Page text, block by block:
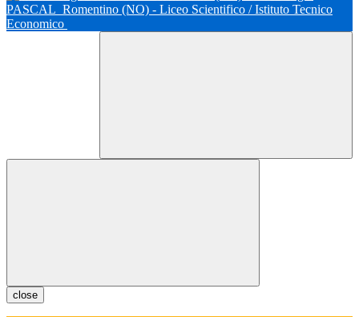
PASCAL Romentino (NO) - Liceo Scientifico / Istituto Tecnico
Economico
close